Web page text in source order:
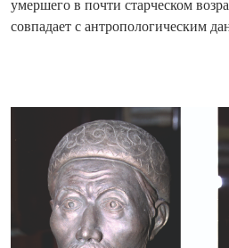
умершего в почти старческом
совпадает с антропологическим